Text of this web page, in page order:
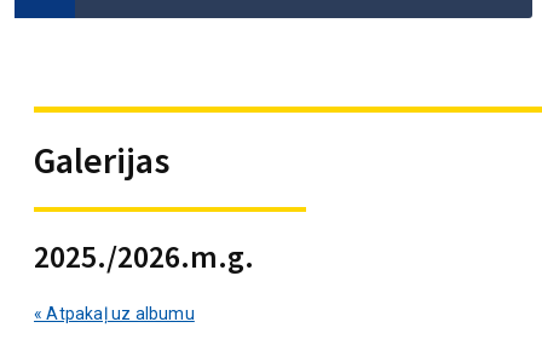
Galerijas
2025./2026.m.g.
« Atpakaļ uz albumu